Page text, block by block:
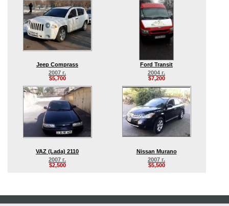
Jeep Comprass
2007 г.
$5,700
Ford Transit
2004 г.
$7,200
VAZ (Lada) 2110
2007 г.
$2,500
Nissan Murano
2007 г.
$5,500